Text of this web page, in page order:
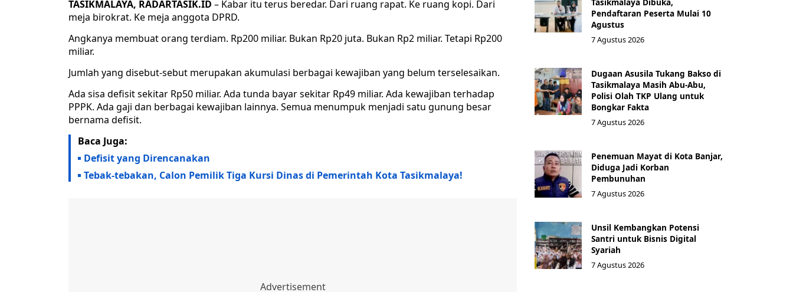
TASIKMALAYA, RADARTASIK.ID – Kabar itu terus beredar. Dari ruang rapat. Ke ruang kopi. Dari
meja birokrat. Ke meja anggota DPRD.
Angkanya membuat orang terdiam. Rp200 miliar. Bukan Rp20 juta. Bukan Rp2 miliar. Tetapi Rp200
miliar.
Jumlah yang disebut-sebut merupakan akumulasi berbagai kewajiban yang belum terselesaikan.
Ada sisa defisit sekitar Rp50 miliar. Ada tunda bayar sekitar Rp49 miliar. Ada kewajiban terhadap
PPPK. Ada gaji dan berbagai kewajiban lainnya. Semua menumpuk menjadi satu gunung besar
bernama defisit.
Baca Juga:
Defisit yang Direncanakan
Tebak-tebakan, Calon Pemilik Tiga Kursi Dinas di Pemerintah Kota Tasikmalaya!
Pendaftaran Peserta Mulai 10
Agustus
7 Agustus 2026
Dugaan Asusila Tukang Bakso di
Tasikmalaya Masih Abu-Abu,
Polisi Olah TKP Ulang untuk
Bongkar Fakta
7 Agustus 2026
Penemuan Mayat di Kota Banjar,
Diduga Jadi Korban
Pembunuhan
7 Agustus 2026
Unsil Kembangkan Potensi
Santri untuk Bisnis Digital
Syariah
7 Agustus 2026